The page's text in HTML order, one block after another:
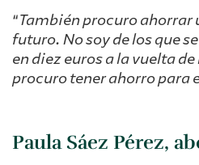
“También procuro ahorrar
futuro. No soy de los que
en diez euros a la vuelta
procuro tener ahorro para
Paula Sáez Pérez,